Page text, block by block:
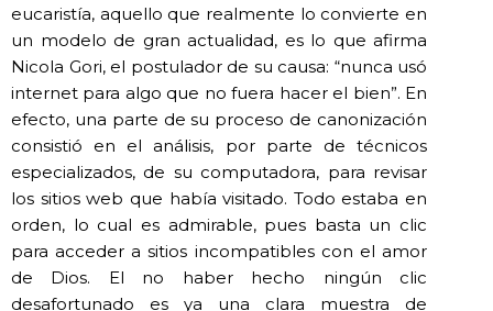
eucaristía, aquello que realmente lo convierte en
un modelo de gran actualidad, es lo que afirma
Nicola Gori, el postulador de su causa: “nunca usó
internet para algo que no fuera hacer el bien”. En
efecto, una parte de su proceso de canonización
consistió en el análisis, por parte de técnicos
especializados, de su computadora, para revisar
los sitios web que había visitado. Todo estaba en
orden, lo cual es admirable, pues basta un clic
para acceder a sitios incompatibles con el amor
de Dios. El no haber hecho ningún clic
desafortunado es ya una clara muestra de